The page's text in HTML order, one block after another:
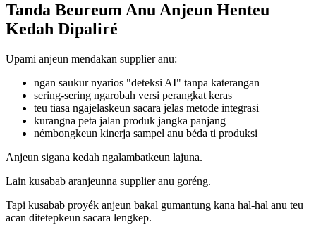
Tanda Beureum Anu Anjeun Henteu
Kedah Dipaliré
Upami anjeun mendakan supplier anu:
ngan saukur nyarios "deteksi AI" tanpa katerangan
sering-sering ngarobah versi perangkat keras
teu tiasa ngajelaskeun sacara jelas metode integrasi
kurangna peta jalan produk jangka panjang
némbongkeun kinerja sampel anu béda ti produksi
Anjeun sigana kedah ngalambatkeun lajuna.
Lain kusabab aranjeunna supplier anu goréng.
Tapi kusabab proyék anjeun bakal gumantung kana hal-hal anu teu
acan ditetepkeun sacara lengkep.